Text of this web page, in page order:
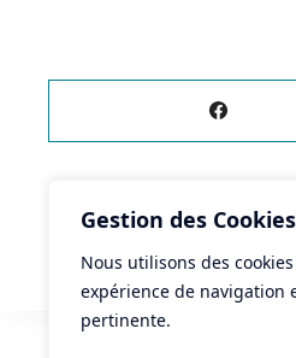
Gestion des Cookies
Nous utilisons des
expérience de navigation
pertinente.
ÉVÈNEMENTPRÉCÉDENT
CINÉ-RELAX "LES TUCHES 4"